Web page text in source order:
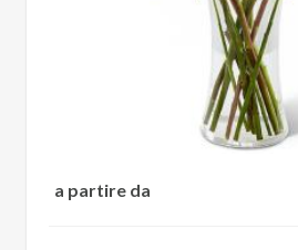
a partire da